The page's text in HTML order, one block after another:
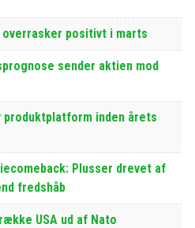
overrasker positivt i marts
sender aktien mod
produktplatform inden årets
Plusser drevet af
fredshåb
USA ud af Nato